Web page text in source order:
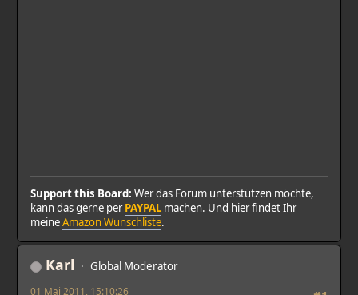
Support this Board: Wer das Forum unterstützen möchte,
kann das gerne perPAYPAL machen. Und hier findet Ihr
meineAmazon Wunschliste.
Karl Global Moderator
01 Mai 2011, 15:10:26